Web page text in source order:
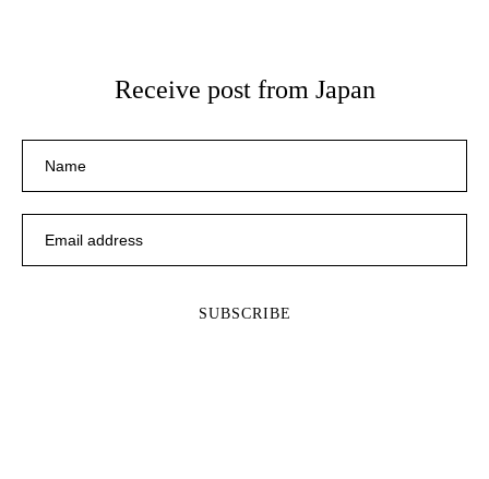
Receive post from Japan